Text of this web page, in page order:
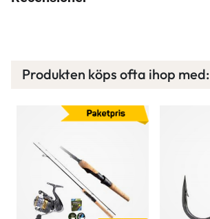
Produkten köps ofta ihop med: